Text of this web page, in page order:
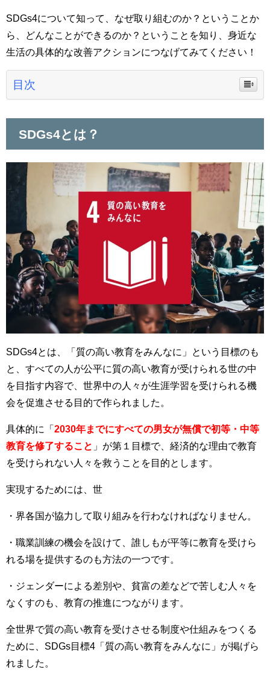
SDGs4について知って、なぜ取り組むのか？ということか
ら、どんなことができるのか？ということを知り、身近な
生活の具体的な改善アクションにつなげてみてください！
目次
SDGs4とは？
SDGs4とは、「質の高い教育をみんなに」という目標のも
と、 すべての人が公平に質の高い教育が受けられる世の中
を目指す内容で、世界中の人々が生涯学習を受けられる機
会を促進させる目的で作られました。
具体的に「 2030年までにすべての男女が無償で初等・中等
教育を修了すること 」が第１目標で、経済的な理由で教育
を受けられない人々を救うことを目的とします。
実現するためには、世
・界各国が協力して取り組みを行わなければなりません。
・職業訓練の機会を設けて、誰しもが平等に教育を受けら
れる場を提供するのも方法の一つです。
・ジェンダーによる差別や、貧富の差などで苦しむ人々を
なくすのも、教育の推進につながります。
全世界で質の高い教育を受けさせる制度や仕組みをつくる
ために、SDGs目標4「質の高い教育をみんなに」が掲げら
れました。